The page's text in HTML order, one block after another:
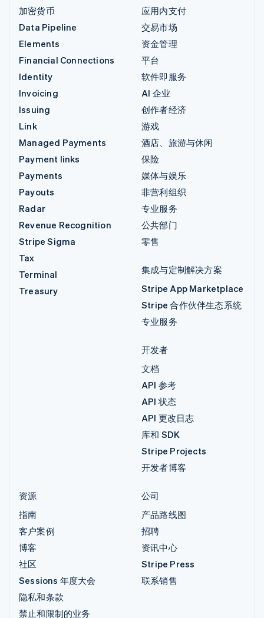
加密货币
Data Pipeline
Elements
Financial Connections
Identity
Invoicing
Issuing
Link
Managed Payments
Payment links
Payments
Payouts
Radar
Revenue Recognition
Stripe Sigma
Tax
Terminal
Treasury
应用内支付
交易市场
资金管理
平台
软件即服务
AI 企业
创作者经济
游戏
酒店、旅游与休闲
保险
媒体与娱乐
非营利组织
专业服务
公共部门
零售
集成与定制解决方案
Stripe App Marketplace
Stripe 合作伙伴生态系统
专业服务
开发者
文档
API 参考
API 状态
API 更改日志
库和 SDK
Stripe Projects
开发者博客
资源
指南
客户案例
博客
社区
Sessions 年度大会
隐私和条款
禁止和限制的业务
公司
产品路线图
招聘
资讯中心
Stripe Press
联系销售